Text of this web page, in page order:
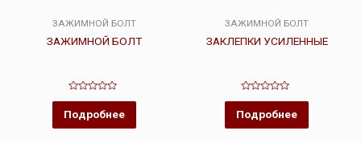
ЗАЖИМНОЙ БОЛТ
ЗАЖИМНОЙ БОЛТ
Оценка
из
Подробнее
ЗАЖИМНОЙ БОЛТ
ЗАКЛЕПКИ УСИЛЕННЫЕ
Оценка
из
Подробнее